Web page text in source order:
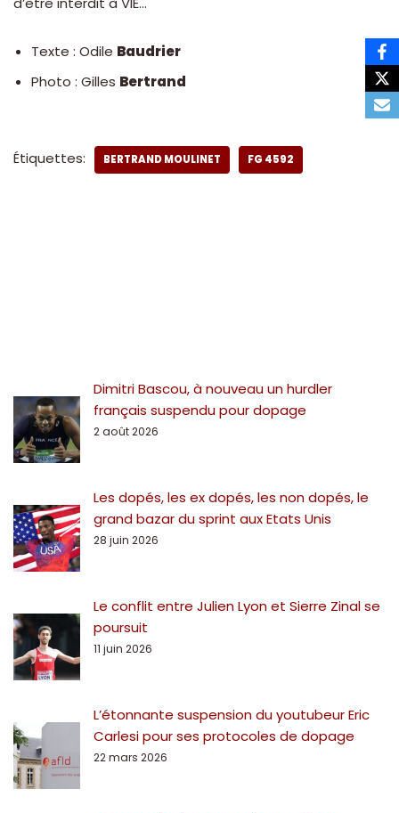
Texte : Odile Baudrier
Photo : Gilles Bertrand
Étiquettes: BERTRAND MOULINET FG 4592
Dimitri Bascou, à nouveau un hurdler
français suspendu pour dopage
2 août 2026
Les dopés, les ex dopés, les non dopés, le
grand bazar du sprint aux Etats Unis
28 juin 2026
Le conflit entre Julien Lyon et Sierre Zinal se
poursuit
11 juin 2026
L’étonnante suspension du youtubeur Eric
Carlesi pour ses protocoles de dopage
22 mars 2026